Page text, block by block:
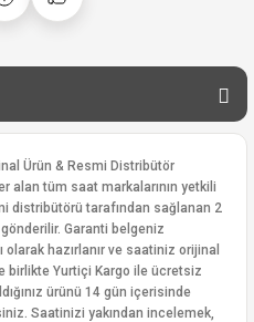
Ürün & Resmi Distribütör
alan tüm saat markalarının yetkili
distribütörü tarafından sağlanan 2
Garanti belgeniz
olarak hazırlanır ve saatiniz orijinal
birlikte Yurtiçi Kargo ile ücretsiz
ürünü 14 gün içerisinde
Saatinizi yakından incelemek,